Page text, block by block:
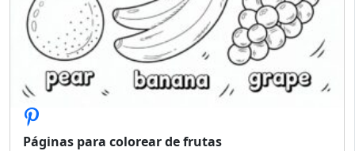
Páginas para colorear de frutas